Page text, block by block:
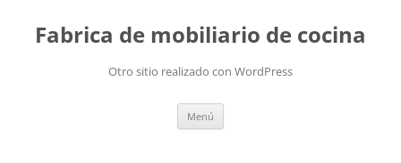
Fabrica de mobiliario de cocina
Otro sitio realizado con WordPress
Menú